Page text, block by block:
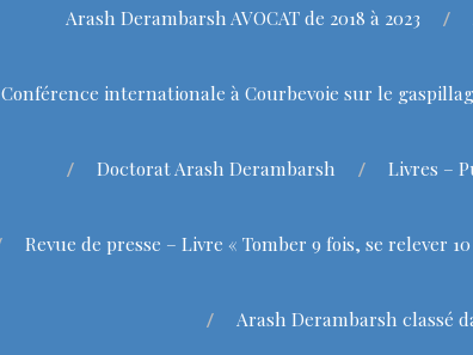
Arash Derambarsh AVOCAT de 2018 à 2023
Conférence internationale à Courbevoie sur le
Doctorat Arash Derambarsh Livres –
Revue de presse – Livre « Tomber 9 fois, se relever 10
Arash Derambarsh classé